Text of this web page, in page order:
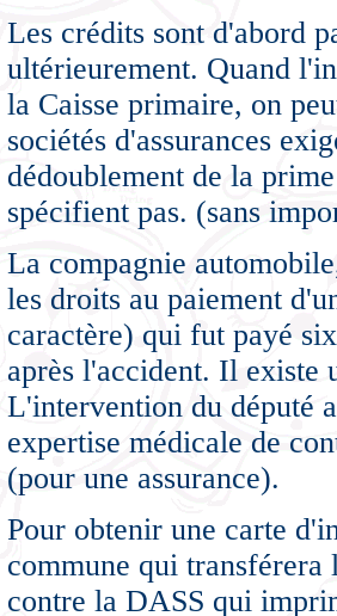
Les crédits sont d'abord
ultérieurement. Quand
la Caisse primaire, on
sociétés d'assurances
dédoublement de la
spécifient pas. (sans
La compagnie
les droits au paiement
caractère) qui fut payé
après l'accident. Il existe
L'intervention du député
expertise médicale de
(pour une assurance).
Pour obtenir une carte
commune qui transférera
contre la DASS qui